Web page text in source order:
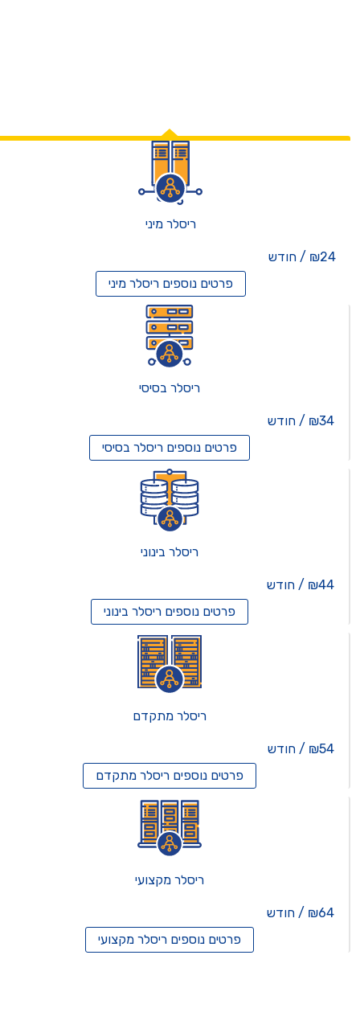
ריסלר מיני
₪24 / חודש
פרטים נוספיםריסלר מיני
ריסלר בסיסי
₪34 / חודש
פרטים נוספיםריסלר בסיסי
ריסלר בינוני
₪44 / חודש
פרטים נוספיםריסלר בינוני
ריסלר מתקדם
₪54 / חודש
פרטים נוספיםריסלר מתקדם
ריסלר מקצועי
₪64 / חודש
פרטים נוספיםריסלר מקצועי